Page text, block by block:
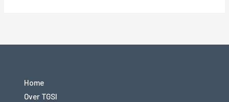
Home
Over TGSI